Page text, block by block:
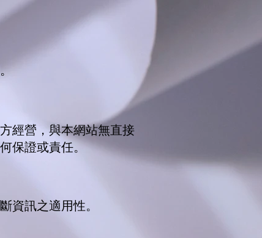
經營，與本網站無直接
保證或責任。
資訊之適用性。